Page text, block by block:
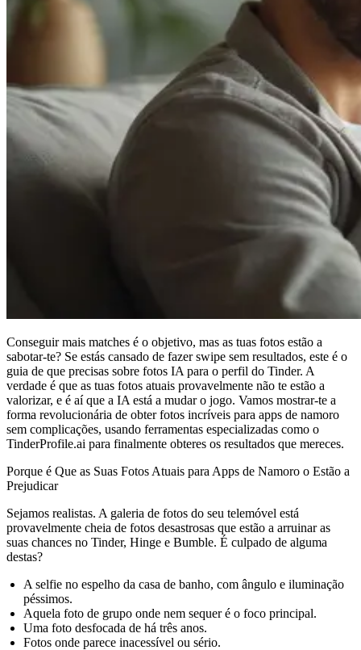
Conseguir mais matches é o objetivo, mas as tuas fotos estão a
sabotar-te? Se estás cansado de fazer swipe sem resultados, este é o
guia de que precisas sobre fotos IA para o perfil do Tinder. A
verdade é que as tuas fotos atuais provavelmente não te estão a
valorizar, e é aí que a IA está a mudar o jogo. Vamos mostrar-te a
forma revolucionária de obter fotos incríveis para apps de namoro
sem complicações, usando ferramentas especializadas como o
TinderProfile.ai para finalmente obteres os resultados que mereces.
Porque é Que as Suas Fotos Atuais para Apps de Namoro o Estão a
Prejudicar
Sejamos realistas. A galeria de fotos do seu telemóvel está
provavelmente cheia de fotos desastrosas que estão a arruinar as
suas chances no Tinder, Hinge e Bumble. É culpado de alguma
destas?
A selfie no espelho da casa de banho, com ângulo e iluminação
péssimos.
Aquela foto de grupo onde nem sequer é o foco principal.
Uma foto desfocada de há três anos.
Fotos onde parece inacessível ou sério.